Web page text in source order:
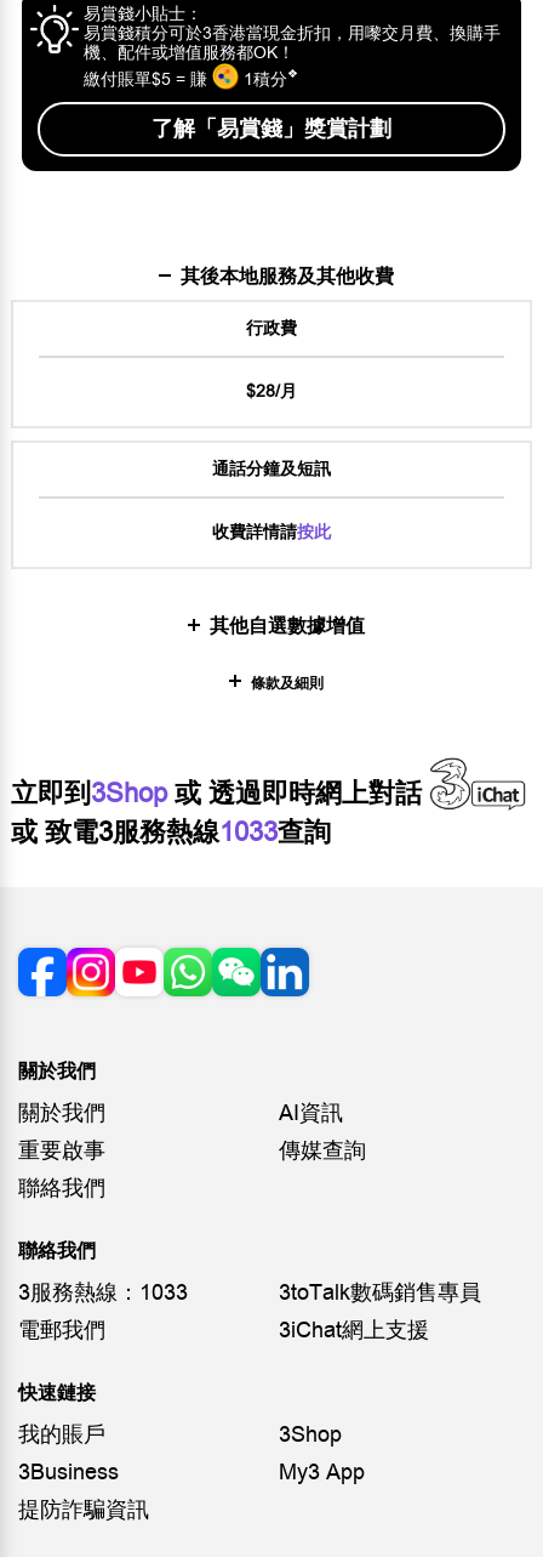
易賞錢小貼士：
易賞錢積分可於3香港當現金折扣，用嚟交月費、換購手
機、配件或增值服務都OK！
繳付賬單$5 = 賺
1積分❖
了解「易賞錢」獎賞計劃
其後本地服務及其他收費
行政費
$28/月
通話分鐘及短訊
收費詳情請按此
其他自選數據增值
條款及細則
立即到 3Shop或 透過即時網上對話
或 致電3服務熱線1033查詢
關於我們
關於我們
AI資訊
重要啟事
傳媒查詢
聯絡我們
聯絡我們
3服務熱線：1033
3toTalk數碼銷售專員
電郵我們
3iChat網上支援
快速鏈接
我的賬戶
3Shop
3Business
My3 App
提防詐騙資訊